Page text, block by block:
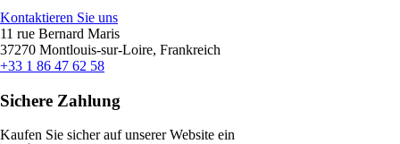
Kontaktieren Sie uns
11 rue Bernard Maris
37270 Montlouis-sur-Loire, Frankreich
+33 1 86 47 62 58
Sichere Zahlung
Kaufen Sie sicher auf unserer Website ein